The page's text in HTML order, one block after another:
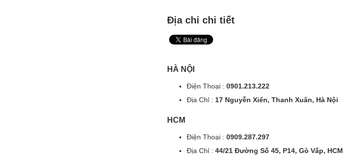
Địa chỉ chi tiết
HÀ NỘI
Điện Thoại : 0901.213.222
Địa Chỉ : 17 Nguyễn Xiển, Thanh Xuân, Hà Nội
HCM
Điện Thoại : 0909.287.297
Địa Chỉ : 44/21 Đường Số 45, P14, Gò Vấp, HCM